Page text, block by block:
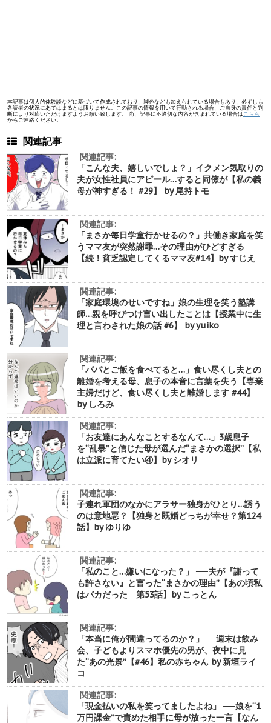
本記事は個人的体験談などに基づいて作成されており、脚色なども加えられている場合もあり、必ずしも
各読者の状況にあてはまるとは限りません。この記事の情報を用いて行動される場合、ご自身の責任と判
断により対応いただけますようお願い致します。 尚、記事に不適切な内容が含まれている場合は こちら
からご連絡ください。
関連記事
関連記事:
「こんな夫、嬉しいでしょ？」イクメン気取りの
夫が女性社員にアピール…すると同僚が【私の義
母が神すぎる！ #29】 by 尾持トモ
関連記事:
「まさか毎日学童行かせるの？」共働き家庭を笑
うママ友が突然謝罪…その理由がひどすぎる
【続！貧乏認定してくるママ友#14】by すじえ
関連記事:
「家庭環境のせいですね」娘の生理を笑う塾講
師…親を呼びつけ言い出したことは【授業中に生
理と言わされた娘の話 #6】 by yuiko
関連記事:
「パパとご飯を食べてると…」食い尽くし夫との
離婚を考える母、息子の本音に言葉を失う【専業
主婦だけど、食い尽くし夫と離婚します #44】
by しろみ
関連記事:
「お友達にあんなことするなんて…」3歳息子
を“乱暴”と信じた母が選んだ“まさかの選択”【私
は立派に育てたい④】by シオリ
関連記事:
子連れ軍団のなかにアラサー独身がひとり…誘う
のは意地悪？【独身と既婚どっちが幸せ？第124
話】by ゆりゆ
関連記事:
「私のこと…嫌いになった？」 ──夫が『謝って
も許さない』と言った“まさかの理由”【あの頃私
はバカだった 第53話】by こっとん
関連記事:
「本当に俺が間違ってるのか？」──週末は飲み
会、子どもよりスマホ優先の男が、夜中に見
た“あの光景”【#46】私の赤ちゃん by 新垣ライ
コ
関連記事:
「現金払いの私を笑ってましたよね」 ──娘を“1
万円課金”で責めた相手に母が放った一言【なん